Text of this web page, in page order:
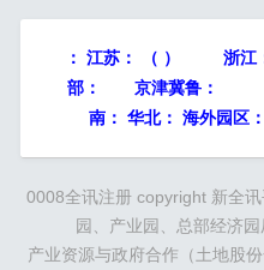
恺的爷爷和
： 江苏： （ ） 浙江
部：
京津冀鲁：
南： 华北： 海外园区
0008全讯注册 copyright 新全
园、产业园、总部经济
产业资源与政府合作（土地股